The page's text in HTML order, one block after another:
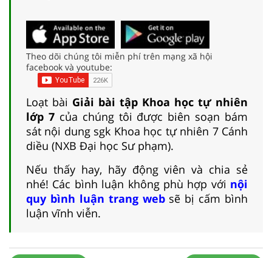
Theo dõi chúng tôi miễn phí trên mạng xã hội
facebook và youtube:
Loạt bài Giải bài tập Khoa học tự nhiên
lớp 7của chúng tôi được biên soạn bám
sát nội dung sgk Khoa học tự nhiên 7 Cánh
diều (NXB Đại học Sư phạm).
Nếu thấy hay, hãy động viên và chia sẻ
nhé! Các bình luận không phù hợp với nội
quy bình luận trang websẽ bị cấm bình
luận vĩnh viễn.